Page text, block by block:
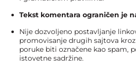
Tekst komentara ograničen je
Nije dozvoljeno postavljanje
promovisanje drugih sajtova
poruke biti označene kao spam,
istovetne sadržine.